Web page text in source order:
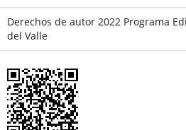
Derechos de autor 2022 Programa
del Valle